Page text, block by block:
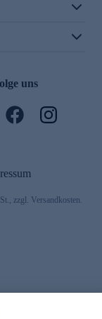
uns
zzgl. Versandkosten.